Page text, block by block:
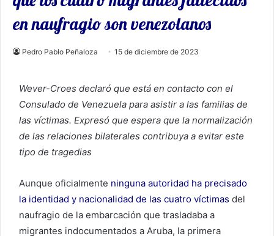
en naufragio son venezolanos
Pedro Pablo Peñaloza 15 de diciembre de 2023
Wever-Croes declaró que está en contacto con el
Consulado de Venezuela para asistir a las familias de
las víctimas. Expresó que espera que la normalización
de las relaciones bilaterales contribuya a evitar este
tipo de tragedias
Aunque oficialmente ninguna autoridad ha precisado
la identidad y nacionalidad de las cuatro víctimas del
naufragio de la embarcación que trasladaba a
migrantes indocumentados a Aruba, la primera